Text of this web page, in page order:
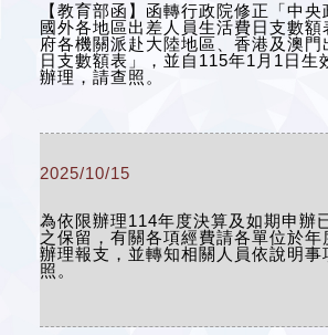
【教育部函】函轉行政院修正「中
國外各地區出差人員生活費日支數額
府各機關派赴大陸地區、香港及澳門
日支數額表」，並自115年1月1日生
辦理，請查照。
2025/10/15
為依限辦理114年度決算及如期申辦
之保留，有關各項經費請各單位於年
辦理報支，並轉知相關人員依說明事
照。